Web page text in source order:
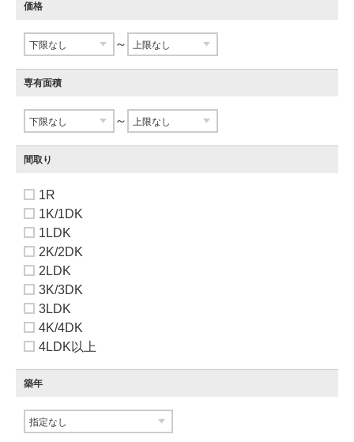
価格
～
専有面積
～
間取り
1R
1K/1DK
1LDK
2K/2DK
2LDK
3K/3DK
3LDK
4K/4DK
4LDK以上
築年